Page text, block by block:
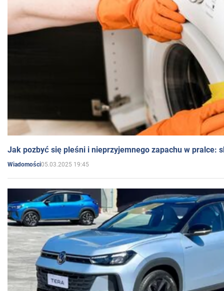
Jak pozbyć się pleśni i nieprzyjemnego zapachu w pralce:
Wiadomości05.03.2025 19:45